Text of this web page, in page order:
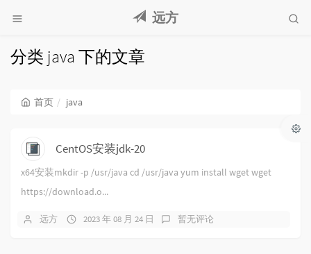
远方
分类 java 下的文章
首页 java
CentOS安装jdk-20
x64安装mkdir -p /usr/java cd /usr/java yum install wget wget
https://download.o...
远方 2023 年 08 月 24 日 暂无评论